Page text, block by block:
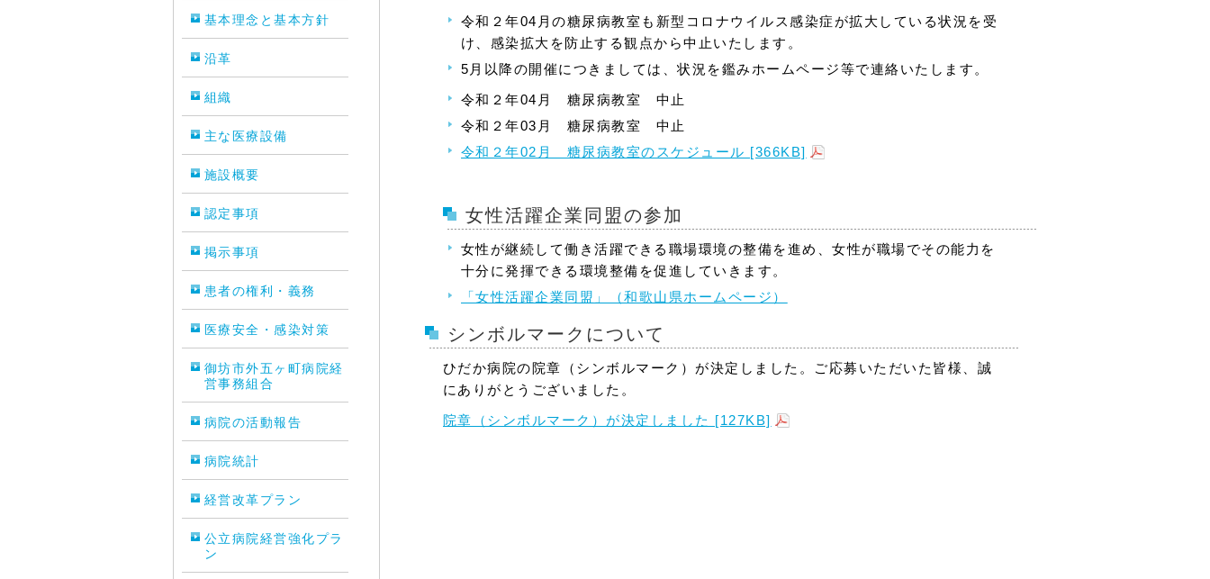
令和２年04月の糖尿病教室も新型コロナウイルス感染症が拡大している状況を受
け、感染拡大を防止する観点から中止いたします。
5月以降の開催につきましては、状況を鑑みホームページ等で連絡いたします。
令和２年04月 糖尿病教室 中止
令和２年03月 糖尿病教室 中止
令和２年02月 糖尿病教室のスケジュール [366KB]
女性活躍企業同盟の参加
女性が継続して働き活躍できる職場環境の整備を進め、女性が職場でその能力を
十分に発揮できる環境整備を促進していきます。
「女性活躍企業同盟」（和歌山県ホームページ）
シンボルマークについて
ひだか病院の院章（シンボルマーク）が決定しました。ご応募いただいた皆様、誠
にありがとうございました。
院章（シンボルマーク）が決定しました [127KB]
基本理念と基本方針
沿革
組織
主な医療設備
施設概要
認定事項
掲示事項
患者の権利・義務
医療安全・感染対策
御坊市外五ヶ町病院経
営事務組合
病院の活動報告
病院統計
経営改革プラン
公立病院経営強化プラ
ン